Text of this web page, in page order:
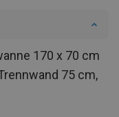
170 x 70 cm
75 cm,